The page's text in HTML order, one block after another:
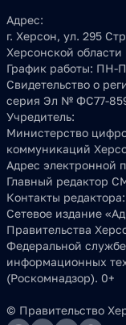
Адрес:
г. Херсон, ул. 295
Херсонской области
График работы: ПН-
Свидетельство о
серия Эл № ФС77-
Учредитель:
Министерство
коммуникаций
Адрес электронной
Главный редактор
Контакты редактора:
Сетевое издание
Правительства
Федеральной
информационных
(Роскомнадзор). 0+
© Правительство